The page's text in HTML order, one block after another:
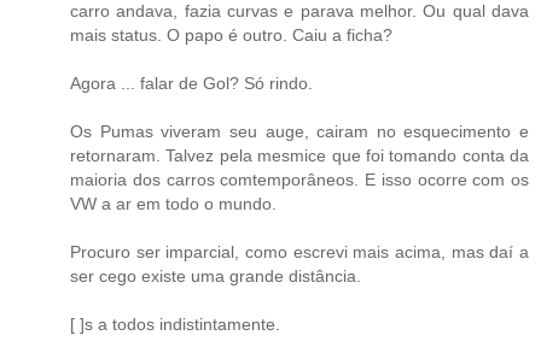
carro andava, fazia curvas e parava melhor. Ou qual dava
mais status. O papo é outro. Caiu a ficha?
Agora ... falar de Gol? Só rindo.
Os Pumas viveram seu auge, cairam no esquecimento e
retornaram. Talvez pela mesmice que foi tomando conta da
maioria dos carros comtemporâneos. E isso ocorre com os
VW a ar em todo o mundo.
Procuro ser imparcial, como escrevi mais acima, mas daí a
ser cego existe uma grande distância.
[ ]s a todos indistintamente.